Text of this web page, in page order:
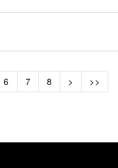
6 7 8 > >>